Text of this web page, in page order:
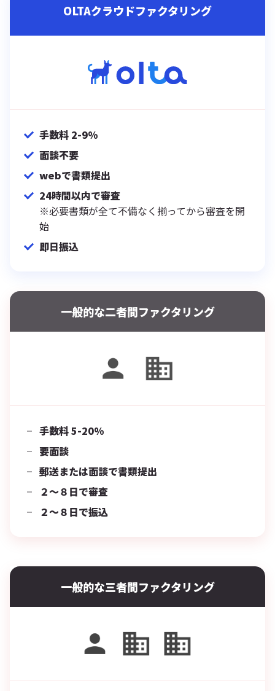
OLTAクラウドファクタリング
手数料 2-9%
面談不要
webで書類提出
24時間以内で審査
※必要書類が全て不備なく揃ってから審査を開
始
即日振込
一般的な二者間ファクタリング
手数料 5-20%
要面談
郵送または面談で書類提出
２〜８日で審査
２〜８日で振込
一般的な三者間ファクタリング